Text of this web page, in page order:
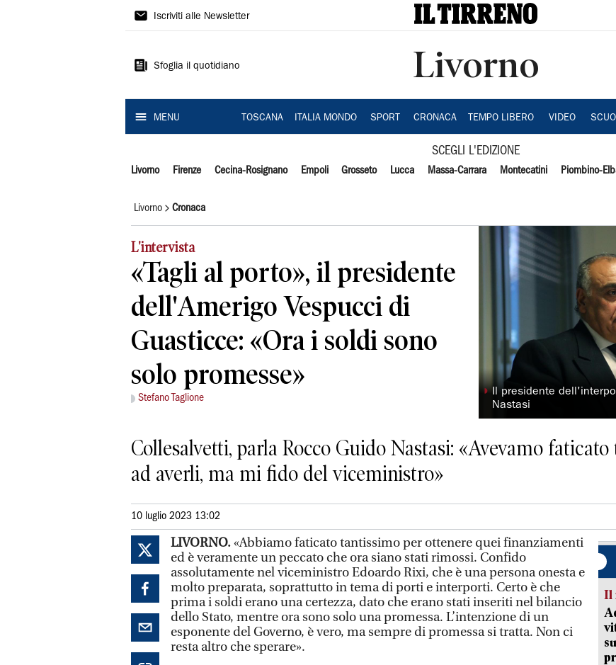
Il
Iscriviti alle Newsletter
Sfoglia il quotidiano Livorno
MENU TOSCANA ITALIA MONDO SPORT CRONACA TEMPO LIBERO VIDEO
SCEGLI L'EDIZIONE
Livorno Firenze Cecina-Rosignano Empoli Grosseto Lucca Massa-Carrara Montecatini Piombino-
Livorno Cronaca
L'intervista
«Tagli al porto», il presidente
dell'Amerigo Vespucci di
Guasticce: «Ora i soldi sono
solo promesse»
Stefano Taglione ◗ Il presidente
Nastasi
Collesalvetti, parla Rocco Guido Nastasi: «Avevamo
ad averli, ma mi fido del viceministro»
10 luglio 2023 13:02
LIVORNO.«Abbiamo faticato tantissimo per ottenere quei finanziamenti
ed è veramente un peccato che ora siano stati rimossi. Confido
assolutamente nel viceministro Edoardo Rixi, che è una persona onesta e
molto preparata, soprattutto in tema di porti e interporti. Certo è che
prima i soldi erano una certezza, dato che erano stati inseriti nel bilancio
dello Stato, mentre ora sono solo una promessa. L’intenzione di un
esponente del Governo, è vero, ma sempre di promessa si tratta. Non ci
resta altro che sperare».
Il